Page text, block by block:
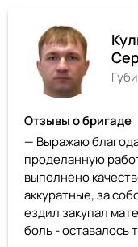
Отзывы о бригаде
— Выражаю
проделанную
выполнено
аккуратные, за
ездил закупал
боль - оставалось